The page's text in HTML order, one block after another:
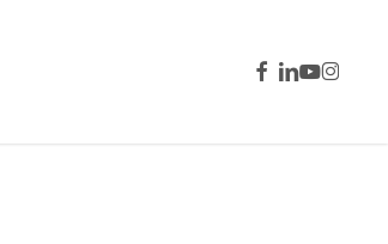
facebook
linkedin
youtubeinstagram